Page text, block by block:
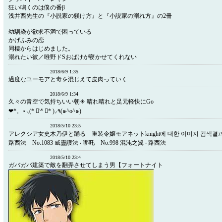
狂い鳴くのは僕の番β
浅井西先生の『小説家の躾け方』と『小説家の溺れ方』の2冊
幼馴染が欲求不満で困っている
かげふみの恋
同棲からはじめました。
溺れたい彼／唯野ドSおばけが寝かせてくれない
2018/6/9 1:35
過度なユーモアと毒を混じえて皮肉っていく
2018/6/9 1:34
久々の青空で気持ちいい朝☀ 晴れ晴れと足元軽快にGo
❤*。⋆⸜(* ॑꒳ ॑* )⸝٩(๑^o^๑)
2018/5/10 23:5
アレクシア女史木乃伊と踊る 重装令嬢モアネットknight에 대한 이미지 검색결
路西法 No.1083 威靈護法 ‧ 哪吒 No.998 混沌之翼 ‧ 路西法
2018/5/10 23:4
ガバガバ建築で敵を翻弄させてしまう男【フォートナイト